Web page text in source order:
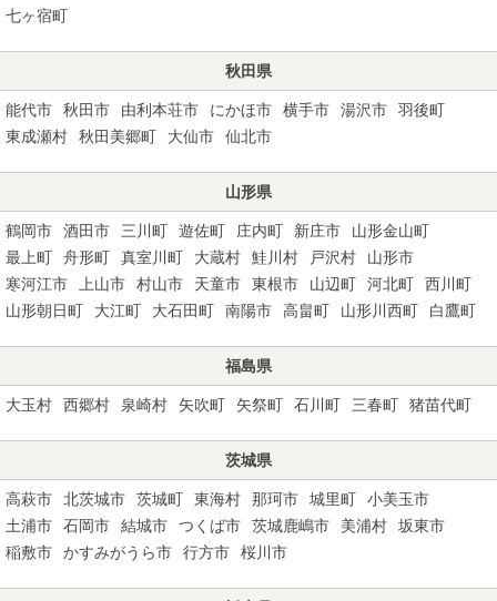
七ヶ宿町
秋田県
能代市 秋田市 由利本荘市 にかほ市 横手市 湯沢市
羽後町
東成瀬村
秋田美郷町 大仙市 仙北市
山形県
鶴岡市 酒田市 三川町 遊佐町 庄内町 新庄市
山形金山町
最上町
舟形町 真室川町 大蔵村 鮭川村 戸沢村
山形市
寒河江市
上山市 村山市 天童市 東根市 山辺町 河北町
西川町
山形朝日町
大江町 大石田町 南陽市 高畠町 山形川西町 白鷹町
福島県
大玉村 西郷村 泉崎村 矢吹町 矢祭町 石川町 三春町 猪苗代町
茨城県
高萩市 北茨城市 茨城町 東海村 那珂市 城里町
小美玉市
土浦市
石岡市 結城市 つくば市 茨城鹿嶋市 美浦村
坂東市
稲敷市
かすみがうら市 行方市 桜川市